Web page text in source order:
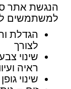
הנגשת אתר
למשתמשים
הגדלת
לצורך
שינוי
ראיה
שינוי גופן